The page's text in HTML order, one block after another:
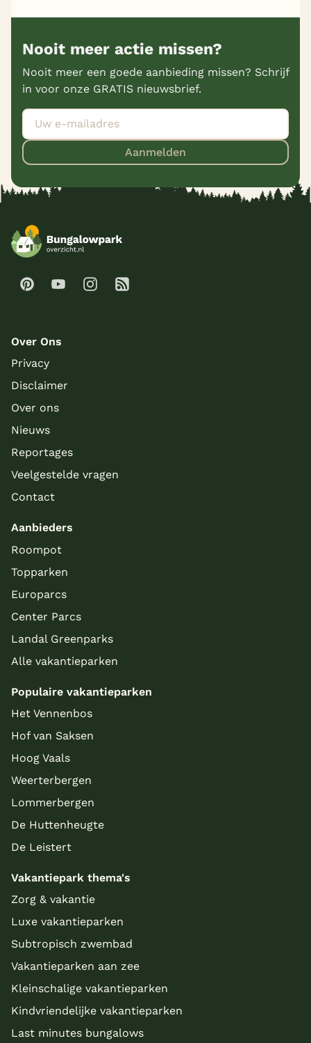
Nooit meer actie missen?
Nooit meer een goede aanbieding missen? Schrijf
in voor onze GRATIS nieuwsbrief.
Aanmelden
Over Ons
Privacy
Disclaimer
Over ons
Nieuws
Reportages
Veelgestelde vragen
Contact
Aanbieders
Roompot
Topparken
Europarcs
Center Parcs
Landal Greenparks
Alle vakantieparken
Populaire vakantieparken
Het Vennenbos
Hof van Saksen
Hoog Vaals
Weerterbergen
Lommerbergen
De Huttenheugte
De Leistert
Vakantiepark thema's
Zorg & vakantie
Luxe vakantieparken
Subtropisch zwembad
Vakantieparken aan zee
Kleinschalige vakantieparken
Kindvriendelijke vakantieparken
Last minutes bungalows